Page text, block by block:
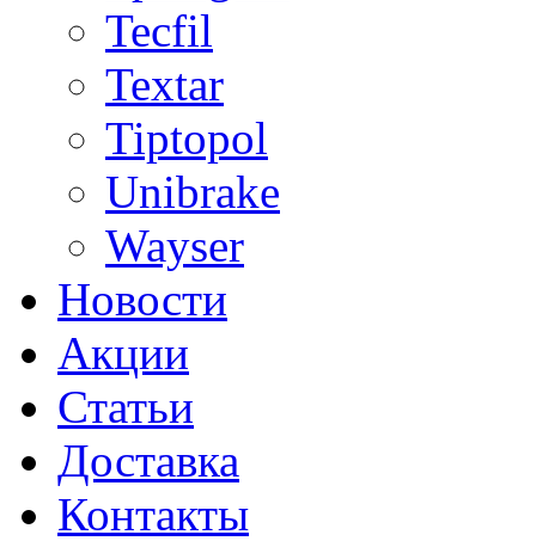
Tecfil
Textar
Tiptopol
Unibrake
Wayser
Новости
Акции
Статьи
Доставка
Контакты